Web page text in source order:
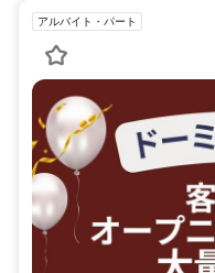
アルバイト・パート